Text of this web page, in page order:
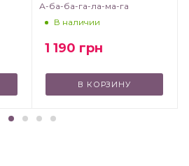
А-ба-ба-га-ла-ма-га
В наличии
1 190 грн
В КОРЗИНУ